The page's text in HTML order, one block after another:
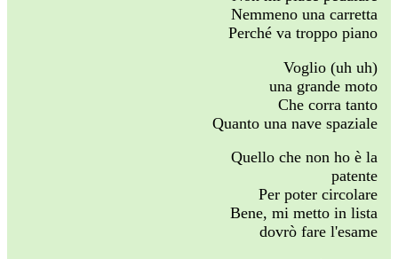
Nemmeno una carretta
Perché va troppo piano
Voglio (uh uh)
una grande moto
Che corra tanto
Quanto una nave spaziale
Quello che non ho è la
patente
Per poter circolare
Bene, mi metto in lista
dovrò fare l'esame